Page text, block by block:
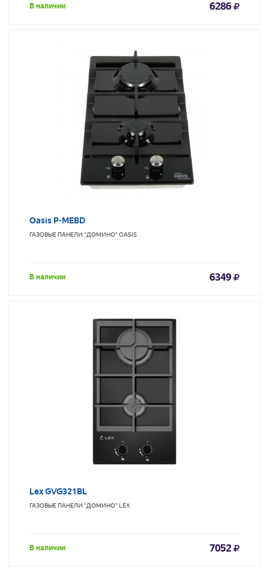
В наличии 6286
Oasis P-MEBD
ГАЗОВЫЕ ПАНЕЛИ "ДОМИНО"OASIS
В наличии 6349
Lex GVG321BL
ГАЗОВЫЕ ПАНЕЛИ "ДОМИНО"LEX
В наличии 7052